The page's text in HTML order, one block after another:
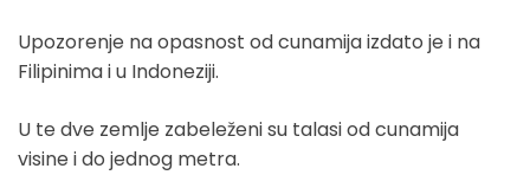
Upozorenje na opasnost od cunamija izdato je i na
Filipinima i u Indoneziji.
U te dve zemlje zabeleženi su talasi od cunamija
visine i do jednog metra.